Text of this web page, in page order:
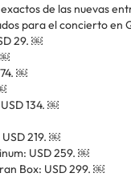
de las nuevas
para el concierto en
29. ￼
￼
￼
134. ￼
219. ￼
USD 259. ￼
Box: USD 299. ￼